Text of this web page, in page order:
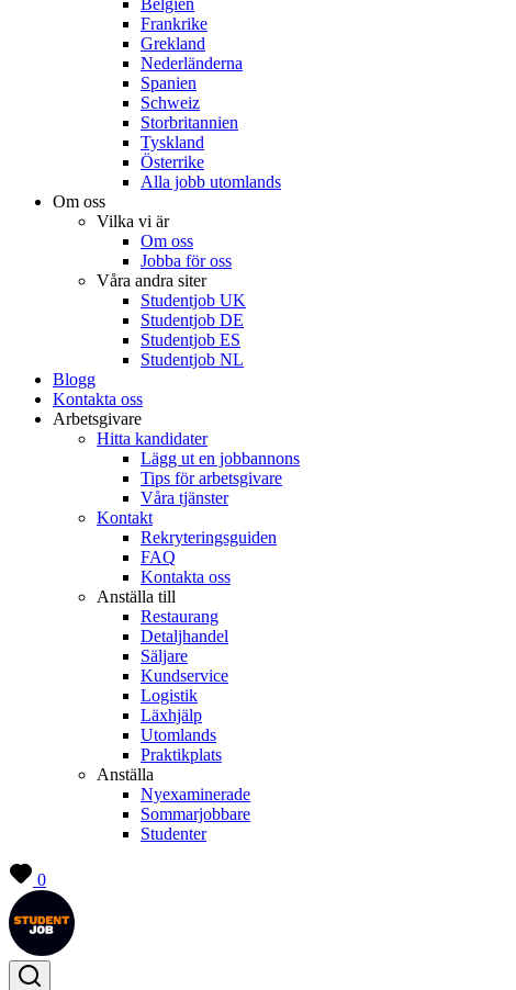
Belgien
Frankrike
Grekland
Nederländerna
Spanien
Schweiz
Storbritannien
Tyskland
Österrike
Alla jobb utomlands
Om oss
Vilka vi är
Om oss
Jobba för oss
Våra andra siter
Studentjob UK
Studentjob DE
Studentjob ES
Studentjob NL
Blogg
Kontakta oss
Arbetsgivare
Hitta kandidater
Lägg ut en jobbannons
Tips för arbetsgivare
Våra tjänster
Kontakt
Rekryteringsguiden
FAQ
Kontakta oss
Anställa till
Restaurang
Detaljhandel
Säljare
Kundservice
Logistik
Läxhjälp
Utomlands
Praktikplats
Anställa
Nyexaminerade
Sommarjobbare
Studenter
0